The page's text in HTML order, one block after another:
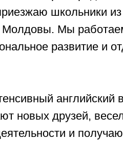
школьники из
Молдовы. Мы
развитие и
английский в
новых друзей,
и